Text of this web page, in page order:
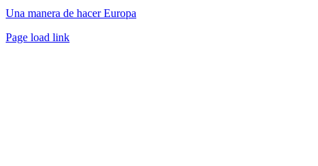
Una manera de hacer Europa
Facebook
Twitter
Instagram
Pinterest
Page load link